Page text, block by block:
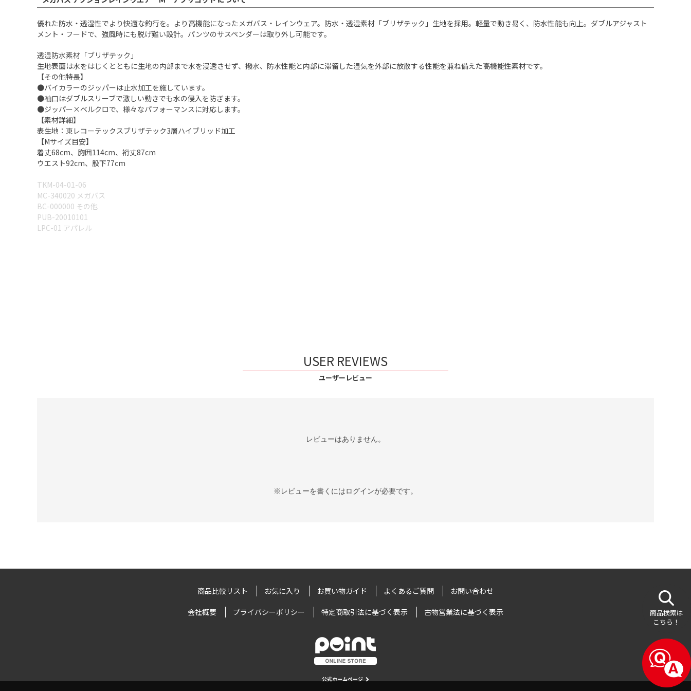
優れた防水・透湿性でより快適な釣行を。より高機能になったメガバス・レインウェア。防水・透湿素材「ブリザテック」生地を採用。軽量で動き易く、防水性能も向上。ダブルアジャスト
メント・フードで、強風時にも脱げ難い設計。パンツのサスペンダーは取り外し可能です。
透湿防水素材「ブリザテック」
生地表面は水をはじくとともに生地の内部まで水を浸透させず、撥水、防水性能と内部に滞留した湿気を外部に放散する性能を兼ね備えた高機能性素材です。
【その他特長】
●バイカラーのジッパーは止水加工を施しています。
●袖口はダブルスリーブで激しい動きでも水の侵入を防ぎます。
●ジッパー×ベルクロで、様々なパフォーマンスに対応します。
【素材詳細】
表生地：東レコーテックスブリザテック3層ハイブリッド加工
【Mサイズ目安】
着丈68cm、胸囲114cm、裄丈87cm
ウエスト92cm、股下77cm
TKM-04-01-06
MC-340020 メガバス
BC-000000 その他
PUB-20010101
LPC-01 アパレル
USER REVIEWS
ユーザーレビュー
レビューはありません。
※レビューを書くにはログインが必要です。
商品比較リスト お気に入り お買い物ガイド よくあるご質問 お問い合わせ
会社概要 プライバシーポリシー 特定商取引法に基づく表示 古物営業法に基づく表示
公式ホームページ
商品検索は
こちら！